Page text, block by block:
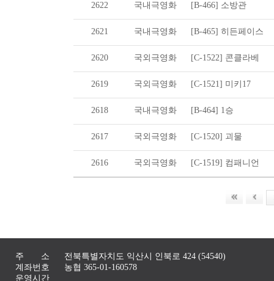
2622 국내극영화 [B-466] 소방관
2621 국내극영화 [B-465] 히든페이스
2620 국외극영화 [C-1522] 콘클라베
2619 국외극영화 [C-1521] 미키17
2618 국내극영화 [B-464] 1승
2617 국외극영화 [C-1520] 괴물
2616 국외극영화 [C-1519] 컴패니언
주 소
전북특별자치도 익산시 인북로 424 (54540)
계좌번호
농협 365-01-160578
운영시간